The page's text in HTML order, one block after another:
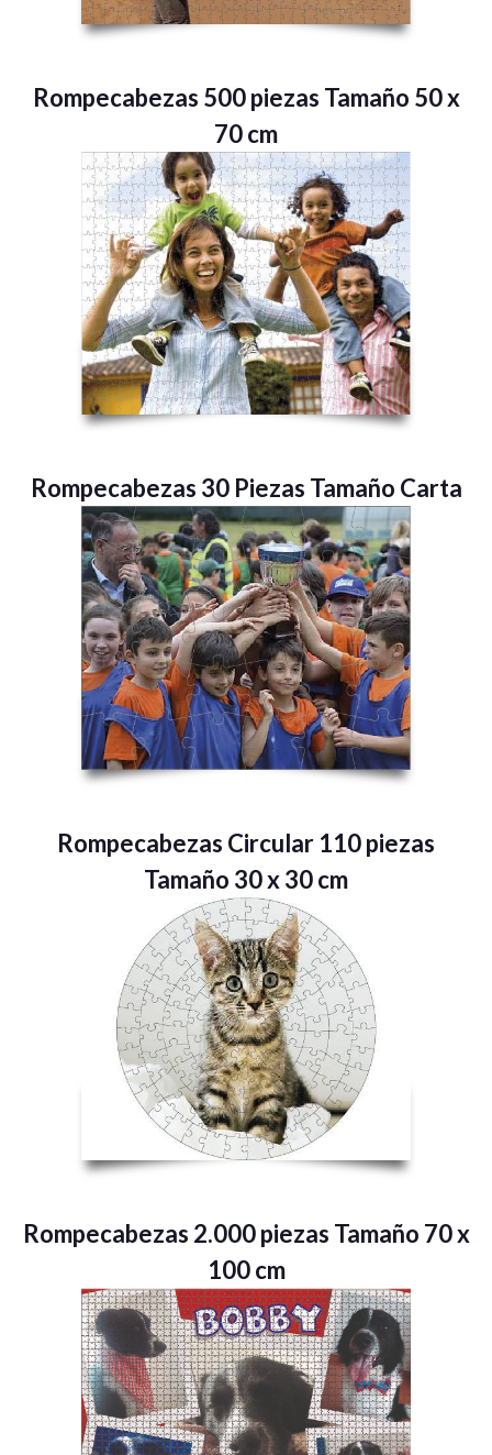
Rompecabezas 500 piezas Tamaño 50 x
70 cm
Rompecabezas 30 Piezas Tamaño Carta
Rompecabezas Circular 110 piezas
Tamaño 30 x 30 cm
Rompecabezas 2.000 piezas Tamaño 70 x
100 cm